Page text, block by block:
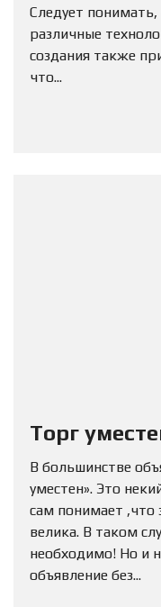
Следует
различные
создания также
что...
Торг
В большинстве
уместен». Это
сам понимает ,что
велика. В таком
необходимо! Но и
объявление без...